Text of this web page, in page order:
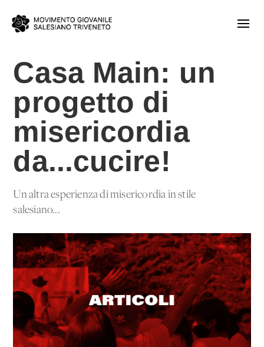
Casa Main: un
progetto di
misericordia
da...cucire!
Un altra esperienza di misericordia in stile
salesiano...